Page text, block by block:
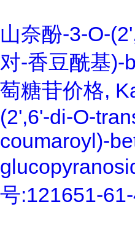
山奈酚-3-O-
对-香豆酰基)-
萄糖苷价格,
(2',6'-di-O-
coumaroyl)-
号:121651-